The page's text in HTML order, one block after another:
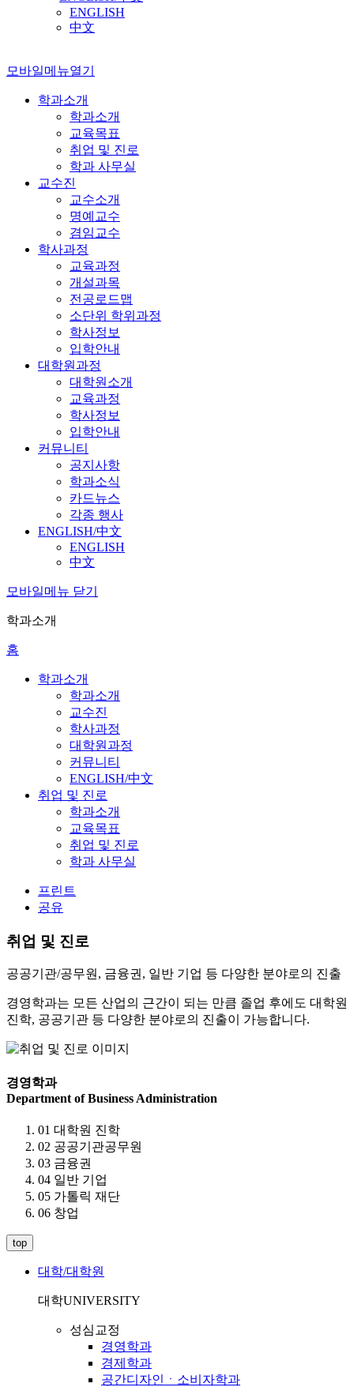
ENGLISH
中文
모바일메뉴열기
학과소개
학과소개
교육목표
취업 및 진로
학과 사무실
교수진
교수소개
명예교수
겸임교수
학사과정
교육과정
개설과목
전공로드맵
소단위 학위과정
학사정보
입학안내
대학원과정
대학원소개
교육과정
학사정보
입학안내
커뮤니티
공지사항
학과소식
카드뉴스
각종 행사
ENGLISH/中文
ENGLISH
中文
모바일메뉴 닫기
학과소개
홈
학과소개
학과소개
교수진
학사과정
대학원과정
커뮤니티
ENGLISH/中文
취업 및 진로
학과소개
교육목표
취업 및 진로
학과 사무실
프린트
공유
취업 및 진로
공공기관/공무원, 금융권, 일반 기업 등 다양한 분야로의 진출
경영학과는 모든 산업의 근간이 되는 만큼 졸업 후에도 대학원
진학, 공공기관 등 다양한 분야로의 진출이 가능합니다.
경영학과
Department of Business Administration
01 대학원 진학
02 공공기관공무원
03 금융권
04 일반 기업
05 가톨릭 재단
06 창업
top
대학/대학원
대학UNIVERSITY
성심교정
경영학과
경제학과
공간디자인ㆍ소비자학과